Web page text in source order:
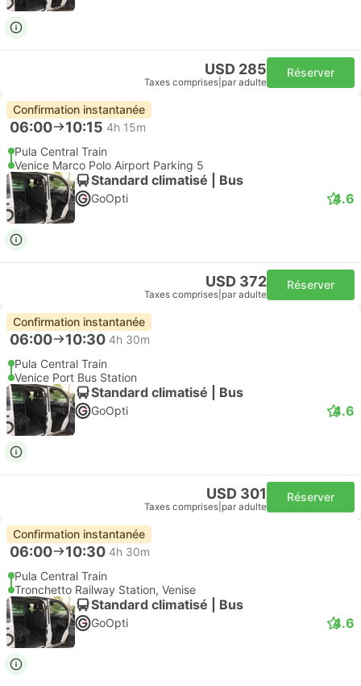
USD 285
Taxes comprises par adulte
Réserver
Confirmation instantanée
06:00 10:15 4h 15m
Pula Central Train
Venice Marco Polo Airport Parking 5
Standard climatisé | Bus
GoOpti 4.6
USD 372
Taxes comprises par adulte
Réserver
Confirmation instantanée
06:00 10:30 4h 30m
Pula Central Train
Venice Port Bus Station
Standard climatisé | Bus
GoOpti 4.6
USD 301
Taxes comprises par adulte
Réserver
Confirmation instantanée
06:00 10:30 4h 30m
Pula Central Train
Tronchetto Railway Station, Venise
Standard climatisé | Bus
GoOpti 4.6